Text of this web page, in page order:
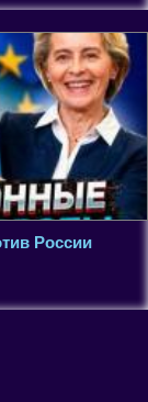
России